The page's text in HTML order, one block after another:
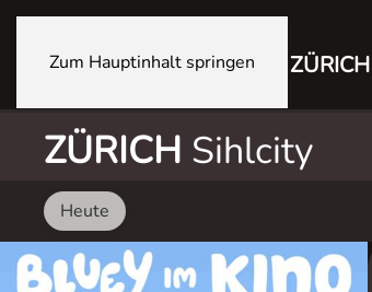
Zum Hauptinhalt springen
ZÜRICH Sihlcity
Heute